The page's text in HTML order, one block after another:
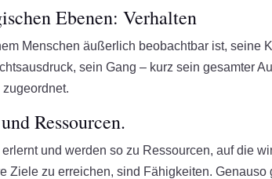
Ebenen: Verhalten
Menschen äußerlich beobachtbar ist, seine
sein Gang – kurz sein gesamter
Ressourcen.
und werden so zu Ressourcen, auf die
Ziele zu erreichen, sind Fähigkeiten.